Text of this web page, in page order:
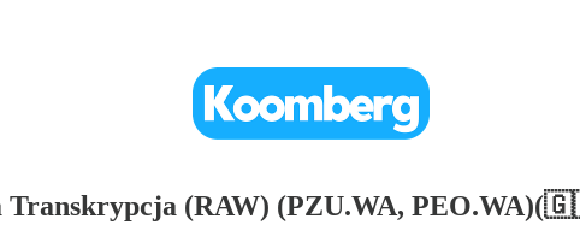
Transkrypcja (RAW) (PZU.WA,